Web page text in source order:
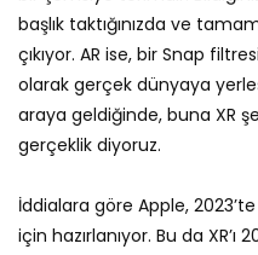
başlık taktığınızda ve
çıkıyor. AR ise, bir Snap
olarak gerçek dünyaya
araya geldiğinde, buna XR
gerçeklik diyoruz.
İddialara göre Apple,
için hazırlanıyor. Bu da XR’ı